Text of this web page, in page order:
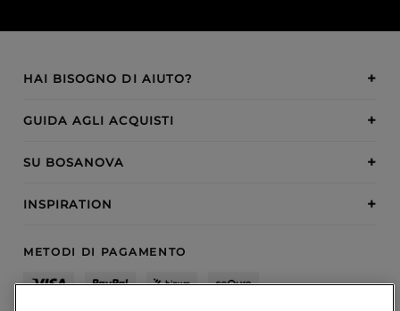
HAI BISOGNO DI AIUTO?
GUIDA AGLI ACQUISTI
SU BOSANOVA
INSPIRATION
METODI DI PAGAMENTO